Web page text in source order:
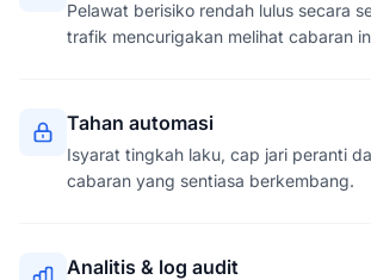
Pelawat berisiko rendah lulus secara
trafik mencurigakan melihat cabaran
Tahan automasi
Isyarat tingkah laku, cap jari peranti
cabaran yang sentiasa berkembang.
Analitis & log audit